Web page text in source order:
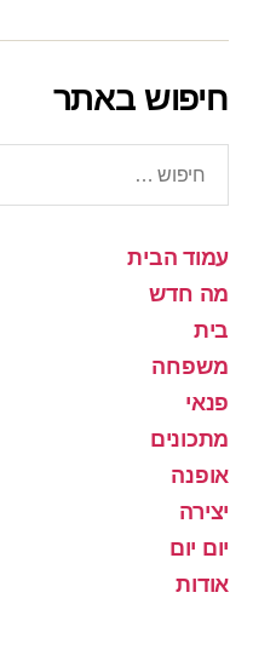
חיפוש באתר
עמוד הבית
מה חדש
בית
משפחה
פנאי
מתכונים
אופנה
יצירה
יום יום
אודות